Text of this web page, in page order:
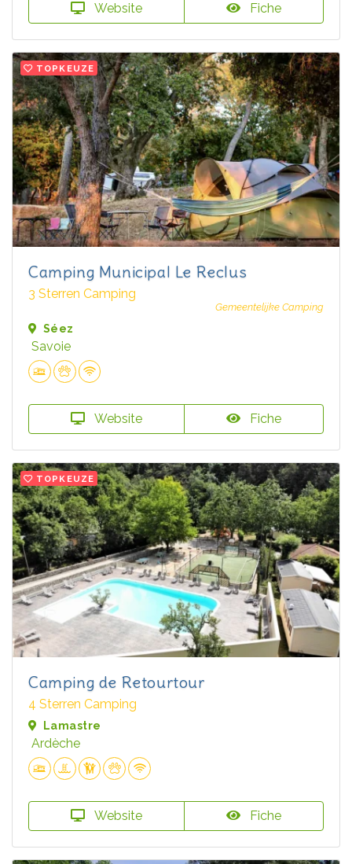
Website Fiche
TOPKEUZE
Camping Municipal Le Reclus
3 Sterren Camping
Gemeentelijke Camping
Séez
Savoie
Website Fiche
TOPKEUZE
Camping de Retourtour
4 Sterren Camping
Lamastre
Ardèche
Website Fiche